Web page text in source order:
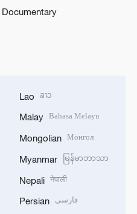
Documentary
Lao ລາວ
Malay Bahasa Melayu
Mongolian Монгол
Myanmar မြန်မာဘာသာ
Nepali नेपाली
Persian فارسی